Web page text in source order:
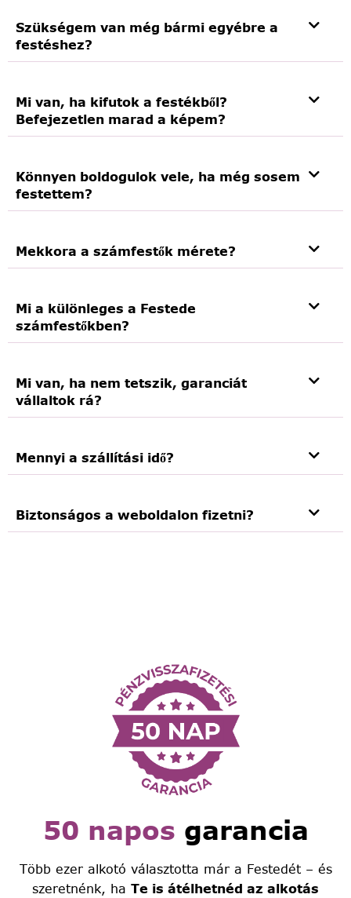
Szükségem van még bármi egyébre a
festéshez?
Mi van, ha kifutok a festékből?
Befejezetlen marad a képem?
Könnyen boldogulok vele, ha még sosem
festettem?
Mekkora a számfestők mérete?
Mi a különleges a Festede
számfestőkben?
Mi van, ha nem tetszik, garanciát
vállaltok rá?
Mennyi a szállítási idő?
Biztonságos a weboldalon fizetni?
50 napos garancia
Több ezer alkotó választotta már a Festedét – és
szeretnénk, ha Te is átélhetnéd az alkotás